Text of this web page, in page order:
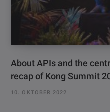
About APIs and the
recap of Kong Summit
10. OKTOBER 2022